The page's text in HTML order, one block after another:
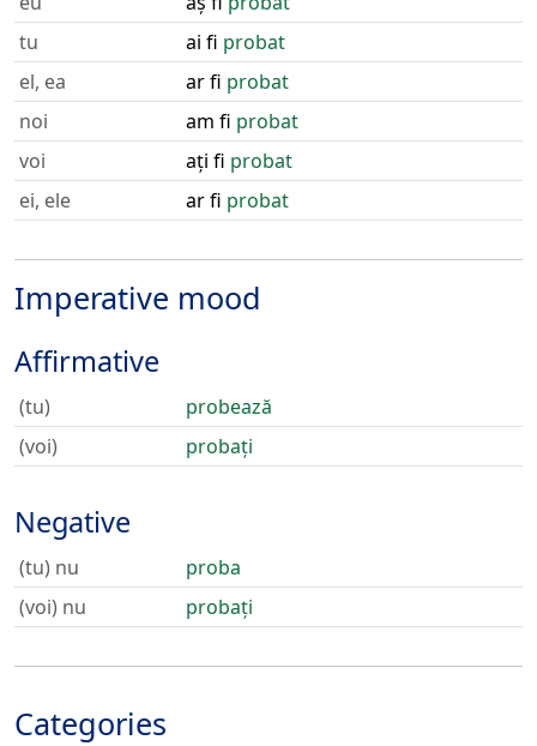
tu
ai fi probat
el, ea
ar fi probat
noi
am fi probat
voi
ați fi probat
ei, ele
ar fi probat
Imperative mood
Affirmative
(tu)
probează
(voi)
probați
Negative
(tu) nu
proba
(voi) nu
probați
Categories